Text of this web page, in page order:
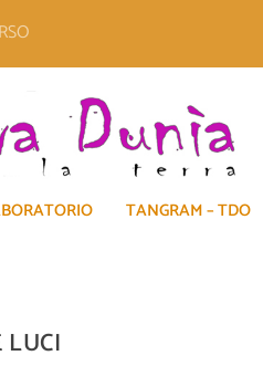
TANGRAM – TDO